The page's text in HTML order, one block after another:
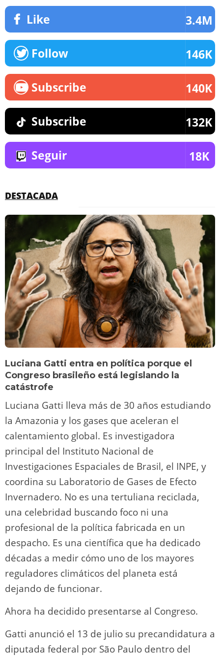
Like 3.4M
Follow 146K
Subscribe 140K
Subscribe 132K
Seguir 18K
DESTACADA
Luciana Gatti entra en política porque el
Congreso brasileño está legislando la
catástrofe
Luciana Gatti lleva más de 30 años estudiando
la Amazonia y los gases que aceleran el
calentamiento global. Es investigadora
principal del Instituto Nacional de
Investigaciones Espaciales de Brasil, el INPE, y
coordina su Laboratorio de Gases de Efecto
Invernadero. No es una tertuliana reciclada,
una celebridad buscando foco ni una
profesional de la política fabricada en un
despacho. Es una científica que ha dedicado
décadas a medir cómo uno de los mayores
reguladores climáticos del planeta está
dejando de funcionar.
Ahora ha decidido presentarse al Congreso.
Gatti anunció el 13 de julio su precandidatura a
diputada federal por São Paulo dentro del